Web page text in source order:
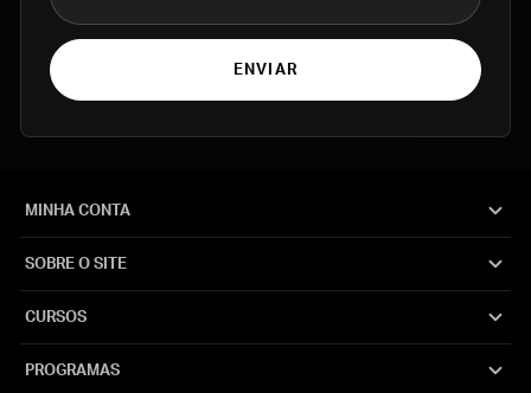
ENVIAR
MINHA CONTA
SOBRE O SITE
CURSOS
PROGRAMAS